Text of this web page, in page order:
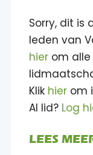
Sorry, dit is
leden van
hierom alle
Klik hierom
Al lid? Log
LEES